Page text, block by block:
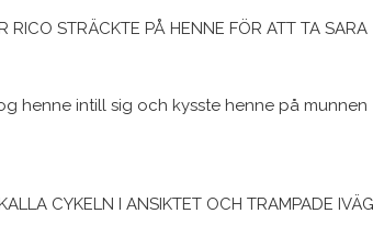
RICO STRÄCKTE PÅ HENNE FÖR ATT TA SARA
henne intill sig och kysste henne på munnen
CYKELN I ANSIKTET OCH TRAMPADE IVÄG